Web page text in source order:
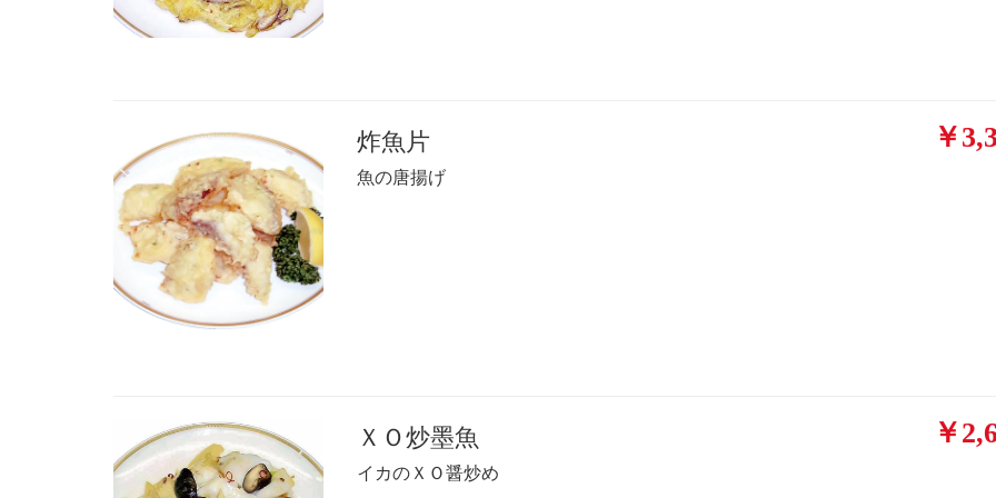
炸魚片 ￥
魚の唐揚げ
ＸＯ炒墨魚 ￥
イカのＸＯ醤炒め